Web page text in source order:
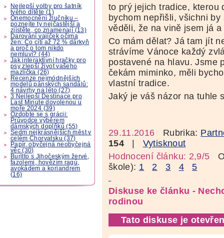
Nejlepší volby pro šatník
tvého dítěte (1)
Onemocnění žlučníku –
poznejte ty nejčastější a
zjistěte, co znamenají (13)
Darování vajíček očima
žen: Co cítí až 72 % dárkyň
a proč o tom nikdo
nemluví? (44)
Jak interaktivní hračky pro
psy zlepší život vašeho
mazlíčka (26)
Recenze nejmódnějších
modelů pánských sandálů:
4 návrhy na léto (27)
3 Nejlepší Destinace pro
Last Minute dovolenou u
moře 2024 (39)
Ozdobte se s grácii:
Průvodce výběrem
dámských doplňků (55)
Sedm nejkrásnějších měst v
celém Chorvatsku (37)
Papír, obyčejná neobyčejná
věc (30)
Buritto s Jihočeským žervé,
fazolemi, hovězím ragú,
avokádem a koriandrem
(16)
to prý jejich tradice, kterou
bychom nepřišli, všichni
věděli, že na vině jsem já
Co mám dělat? Já tam jít
strávíme Vánoce každý
postavené na hlavu. Jsme
čekám miminko, měli
vlastní tradice.
Jaký je váš názor na tuhle
29.11.2016 Rubrika:
154| Vytisknout
Hodnocení článku: 2,9/5
škole): 1 2 3 4 5
Diskuse ke článku -
rodinou
Tato diskuse je